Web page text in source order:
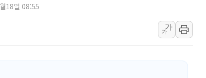
[컨콜] 네이버, "엔비디아와 공
美공화, 韓 '개정 정통망법'에
롯데쇼핑, 백화점이 이끈 반등
합수본, '투표율 조작 의혹' 서울
교원그룹 펫 프렌들리 호텔 '키
18일 08:55
가
가